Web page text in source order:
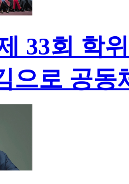
33회 학
으로 공동